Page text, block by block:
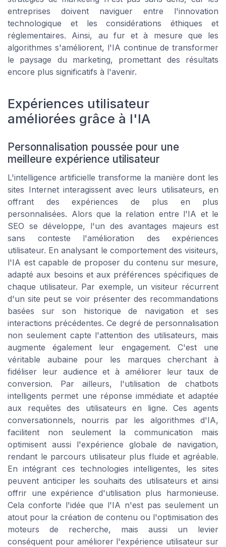
entreprises doivent naviguer entre l'innovation
technologique et les considérations éthiques et
réglementaires. Ainsi, au fur et à mesure que les
algorithmes s'améliorent, l'IA continue de transformer
le paysage du marketing, promettant des résultats
encore plus significatifs à l'avenir.
Expériences utilisateur
améliorées grâce à l'IA
Personnalisation poussée pour une
meilleure expérience utilisateur
L'intelligence artificielle transforme la manière dont les
sites Internet interagissent avec leurs utilisateurs, en
offrant des expériences de plus en plus
personnalisées. Alors que la relation entre l'IA et le
SEO se développe, l'un des avantages majeurs est
sans conteste l'amélioration des expériences
utilisateur. En analysant le comportement des visiteurs,
l'IA est capable de proposer du contenu sur mesure,
adapté aux besoins et aux préférences spécifiques de
chaque utilisateur. Par exemple, un visiteur récurrent
d'un site peut se voir présenter des recommandations
basées sur son historique de navigation et ses
interactions précédentes. Ce degré de personnalisation
non seulement capte l'attention des utilisateurs, mais
augmente également leur engagement. C'est une
véritable aubaine pour les marques cherchant à
fidéliser leur audience et à améliorer leur taux de
conversion. Par ailleurs, l'utilisation de chatbots
intelligents permet une réponse immédiate et adaptée
aux requêtes des utilisateurs en ligne. Ces agents
conversationnels, nourris par les algorithmes d'IA,
facilitent non seulement la communication mais
optimisent aussi l'expérience globale de navigation,
rendant le parcours utilisateur plus fluide et agréable.
En intégrant ces technologies intelligentes, les sites
peuvent anticiper les souhaits des utilisateurs et ainsi
offrir une expérience d'utilisation plus harmonieuse.
Cela conforte l'idée que l'IA n'est pas seulement un
atout pour la création de contenu ou l'optimisation des
moteurs de recherche, mais aussi un levier
conséquent pour améliorer l'expérience utilisateur sur